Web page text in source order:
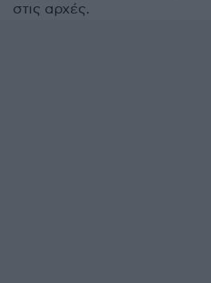
στις αρχές.